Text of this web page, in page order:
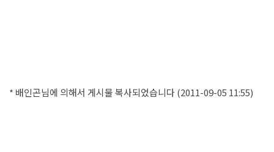
* 배인곤님에 의해서 게시물 복사되었습니다 (2011-09-05 11:55)